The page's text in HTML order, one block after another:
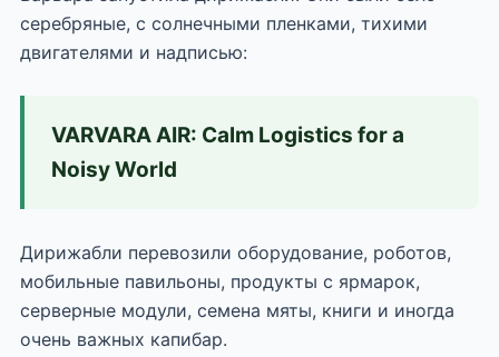
серебряные, с солнечными пленками, тихими
двигателями и надписью:
VARVARA AIR: Calm Logistics for a
Noisy World
Дирижабли перевозили оборудование, роботов,
мобильные павильоны, продукты с ярмарок,
серверные модули, семена мяты, книги и иногда
очень важных капибар.